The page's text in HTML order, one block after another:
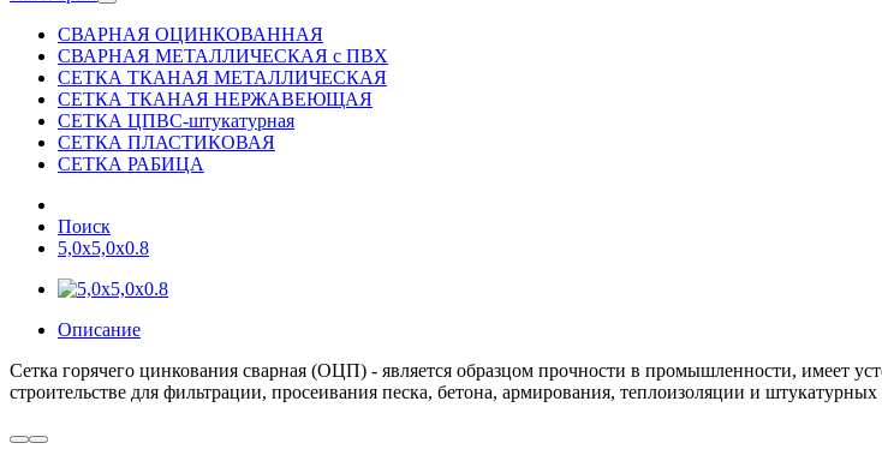
СВАРНАЯ ОЦИНКОВАННАЯ
СВАРНАЯ МЕТАЛЛИЧЕСКАЯ с ПВХ
СЕТКА ТКАНАЯ МЕТАЛЛИЧЕСКАЯ
СЕТКА ТКАНАЯ НЕРЖАВЕЮЩАЯ
СЕТКА ЦПВС-штукатурная
СЕТКА ПЛАСТИКОВАЯ
СЕТКА РАБИЦА
Поиск
5,0x5,0x0.8
Описание
Сетка горячего цинкования сварная (ОЦП) - является образцом прочности в промышленности, имеет
строительстве для фильтрации, просеивания песка, бетона, армирования, теплоизоляции и штукатурных